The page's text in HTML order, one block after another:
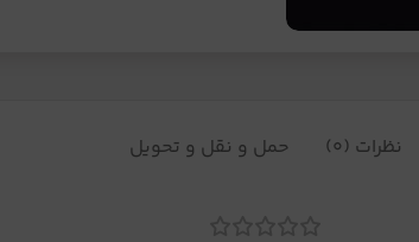
نظرات (0) حمل و نقل و تحویل